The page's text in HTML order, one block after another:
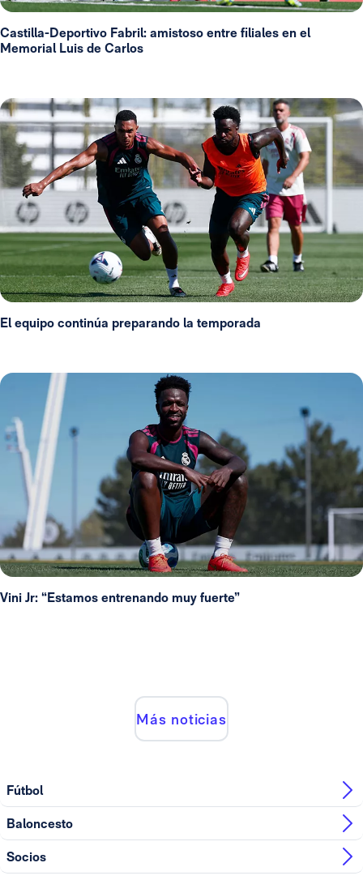
Castilla-Deportivo Fabril: amistoso entre filiales en el
Memorial Luis de Carlos
El equipo continúa preparando la temporada
Vini Jr: “Estamos entrenando muy fuerte”
Más noticias
Fútbol
Baloncesto
Socios